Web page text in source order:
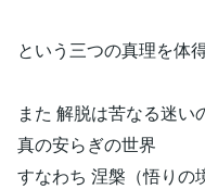
という三つの真理を体
また 解脱は苦なる迷い
真の安らぎの世界
すなわち 涅槃（悟りの